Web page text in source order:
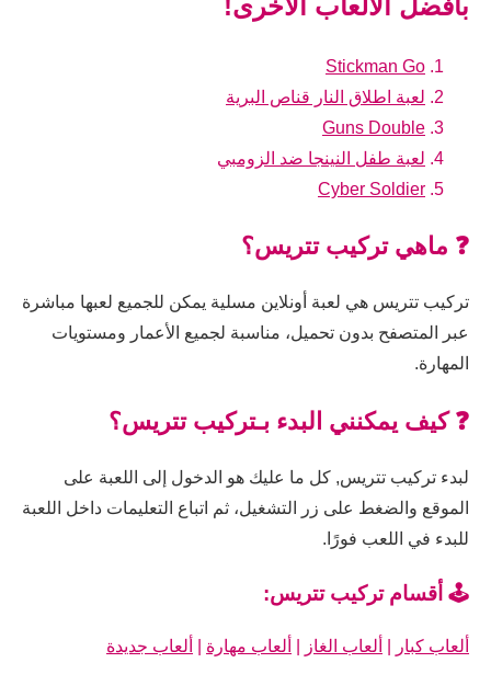
بأفضل الألعاب الأخرى!
Stickman Go
لعبة اطلاق النار قناص البرية
Guns Double
لعبة طفل النينجا ضد الزومبي
Cyber Soldier
❓ ماهي تركيب تتريس؟
تركيب تتريس هي لعبة أونلاين مسلية يمكن للجميع لعبها مباشرة
عبر المتصفح بدون تحميل، مناسبة لجميع الأعمار ومستويات
المهارة.
❓ كيف يمكنني البدء بـتركيب تتريس؟
لبدء تركيب تتريس, كل ما عليك هو الدخول إلى اللعبة على
الموقع والضغط على زر التشغيل، ثم اتباع التعليمات داخل اللعبة
للبدء في اللعب فورًا.
🕹️ أقسام تركيب تتريس:
ألعاب كبار ألعاب الغاز ألعاب مهارة ألعاب جديدة